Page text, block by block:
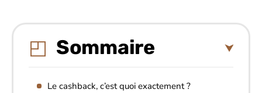
Sommaire
Le cashback, c’est quoi exactement ?